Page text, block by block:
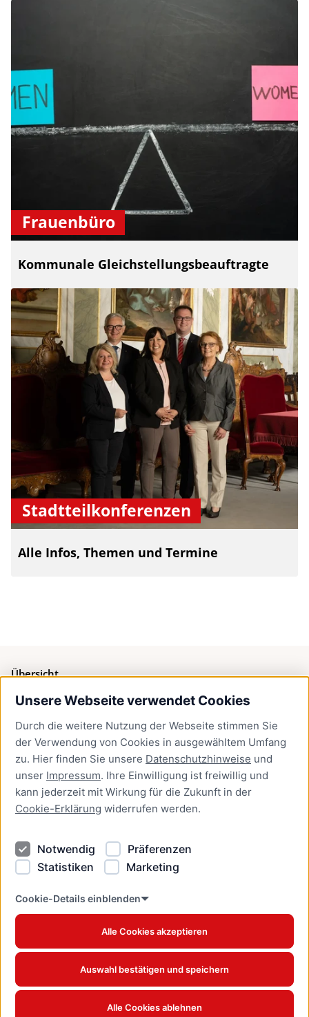
Unsere Webseite verwendet Cookies
Durch die weitere Nutzung der Webseite stimmen Sie
der Verwendung von Cookies in ausgewähltem Umfang
zu. Hier finden Sie unsere Datenschutzhinweise und
unser Impressum. Ihre Einwilligung ist freiwillig und
kann jederzeit mit Wirkung für die Zukunft in der
Cookie-Erklärung widerrufen werden.
Notwendig
Präferenzen
Statistiken
Marketing
Cookie-Details einblenden
Alle Cookies akzeptieren
Auswahl bestätigen und speichern
Alle Cookies ablehnen
Frauenbüro
Kommunale Gleichstellungsbeauftragte
Stadtteilkonferenzen
Alle Infos, Themen und Termine
Übersicht
Bürgerservice
Presse
Newsletter Lübeck:kompakt
Kontakt
Kontakt
Datenschutzhinweise
Barrierefreiheit
Cookie Erklärung
www.luebeck.de